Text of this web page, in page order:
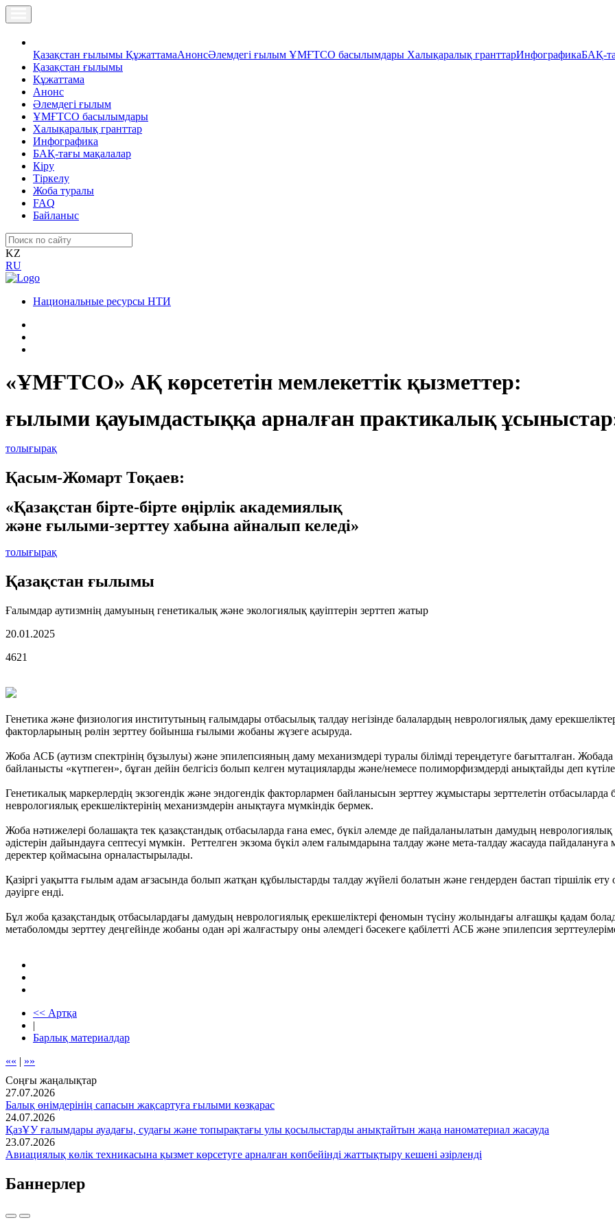
Қазақстан ғылымы ҚұжаттамаАнонсӘлемдегі ғылым ҰМҒТСО басылымдары Халықаралық гранттарИнфографикаБАҚ-
Қазақстан ғылымы
Құжаттама
Анонс
Әлемдегі ғылым
ҰМҒТСО басылымдары
Халықаралық гранттар
Инфографика
БАҚ-тағы мақалалар
Кіру
Тіркелу
Жоба туралы
FAQ
Байланыс
KZ
RU
Национальные ресурсы НТИ
«ҰМҒТСО» АҚ көрсететін мемлекеттік қызметтер:
ғылыми қауымдастыққа арналған практикалық
толығырақ
Қасым-Жомарт Тоқаев:
«Қазақстан бірте-бірте өңірлік академиялық
және ғылыми-зерттеу хабына айналып келеді»
толығырақ
Қазақстан ғылымы
Ғалымдар аутизмнің дамуының генетикалық және экологиялық қауіптерін зерттеп жатыр
20.01.2025
4621
Генетика және физиология институтының ғалымдары отбасылық талдау негізінде балалардың неврологиялық даму
факторларының рөлін зерттеу бойынша ғылыми жобаны жүзеге асыруда.
Жоба АСБ (аутизм спектрінің бұзылуы) және эпилепсияның даму механизмдері туралы білімді тереңдетуге бағытталған.
байланысты «күтпеген», бұған дейін белгісіз болып келген мутацияларды және/немесе полиморфизмдерді анықтайды деп
Генетикалық маркерлердің экзогендік және эндогендік факторлармен байланысын зерттеу жұмыстары зерттелетін
неврологиялық ерекшеліктерінің механизмдерін анықтауға мүмкіндік бермек.
Жоба нәтижелері болашақта тек қазақстандық отбасыларда ғана емес, бүкіл әлемде де пайдаланылатын дамудың
әдістерін дайындауға септесуі мүмкін. Реттелген экзома бүкіл әлем ғалымдарына талдау және мета-талдау жасауда
деректер қоймасына орналастырылады.
Қазіргі уақытта ғылым адам ағзасында болып жатқан құбылыстарды талдау жүйелі болатын және гендерден бастап тіршілік ету
дәуірге енді.
Бұл жоба қазақстандық отбасылардағы дамудың неврологиялық ерекшеліктері феномын түсіну жолындағы алғашқы қадам
метаболомды зерттеу деңгейінде жобаны одан әрі жалғастыру оны әлемдегі бәсекеге қабілетті АСБ және эпилепсия
<< Артқа
|
Барлық материалдар
«« | »»
Соңғы жаңалықтар
27.07.2026
Балық өнімдерінің сапасын жақсартуға ғылыми көзқарас
24.07.2026
ҚазҰУ ғалымдары ауадағы, судағы және топырақтағы улы қосылыстарды анықтайтын жаңа наноматериал жасауда
23.07.2026
Авиациялық көлік техникасына қызмет көрсетуге арналған көпбейінді жаттықтыру кешені әзірленді
Баннерлер